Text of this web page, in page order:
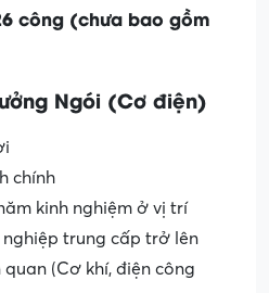
công (chưa bao gồm
Ngói (Cơ điện)
chính
kinh nghiệm ở vị trí
trung cấp trở lên
(Cơ khí, điện công